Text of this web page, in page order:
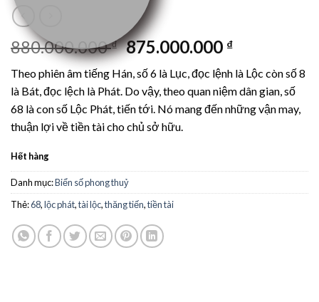
880.000.000₫ Giá
gốc
là:
880.000.000 ₫.
875.000.000 ₫Giá
hiện
tại
là:
Theo phiên âm tiếng Hán, số 6 là Lục, đọc lệnh là Lộc còn số 8
là Bát, đọc lệch là Phát. Do vậy, theo quan niệm dân gian, số
68 là con số Lộc Phát, tiến tới. Nó mang đến những vận may,
thuận lợi về tiền tài cho chủ sở hữu.
Hết hàng
Danh mục:Biển số phong thuỷ
Thẻ:68,lộc phát,tài lộc,thăng tiến,tiền tài